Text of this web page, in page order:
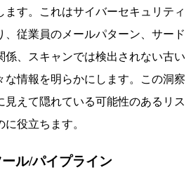
ます。これはサイバーセキュリティ
、従業員のメールパターン、サード
係、スキャンでは検出されない古い
な情報を明らかにします。この洞察
見えて隠れている可能性のあるリス
役立ちます。
ル/パイプライン